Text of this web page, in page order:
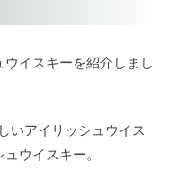
イスキーを紹介しまし
いアイリッシュウイス
ウイスキー。